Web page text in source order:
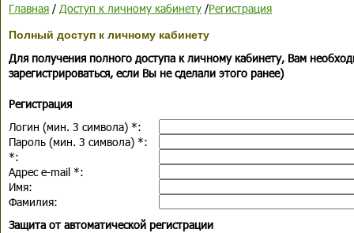
Главная / Доступ к личному кабинету /Регистрация
Полный доступ к личному кабинету
Для получения полного доступа к личному кабинету, Вам
зарегистрироваться, если Вы не сделали этого ранее)
Регистрация
Логин (мин. 3 символа) *:
Пароль (мин. 3 символа) *:
*:
Адрес e-mail *:
Имя:
Фамилия:
Защита от автоматической регистрации